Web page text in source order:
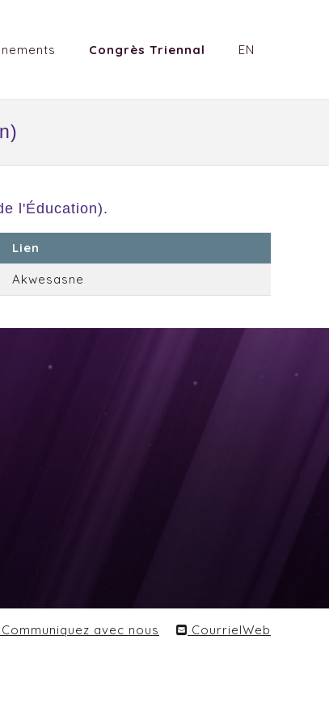
Congrès Triennal EN
l'Éducation).
Lien
Akwesasne
Communiquez avec nous CourrielWeb